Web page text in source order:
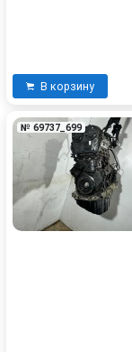
В корзину
№ 69737_699